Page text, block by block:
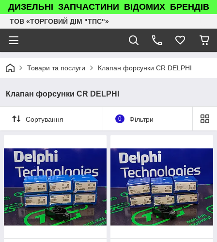
ДИЗЕЛЬНІ ЗАПЧАСТИНИ ВІДОМИХ БРЕНДІВ
ТОВ «ТОРГОВИЙ ДІМ "ТПС"»
Товари та послуги Клапан форсунки CR DELPHI
Клапан форсунки CR DELPHI
Сортування 0 Фільтри